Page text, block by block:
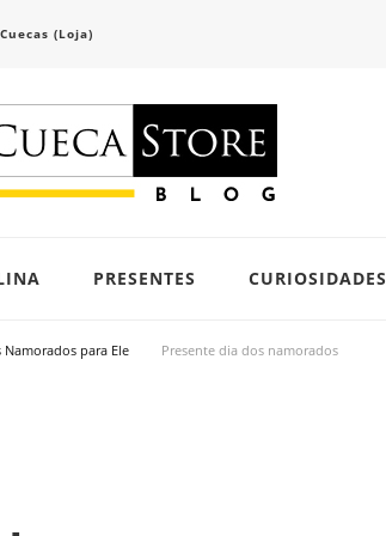
(Loja)
PRESENTES CURIOSIDADES
para Ele Presente dia dos namorados